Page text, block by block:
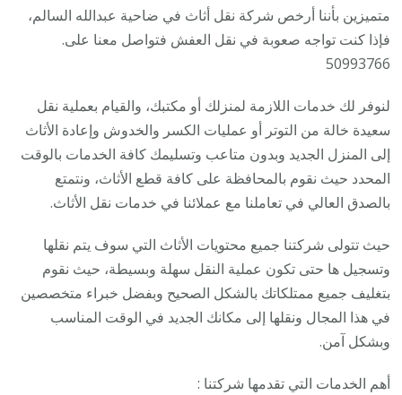
متميزين بأننا أرخص شركة نقل أثاث في ضاحية عبدالله السالم،
فإذا كنت تواجه صعوبة في نقل العفش فتواصل معنا على.
50993766
لنوفر لك خدمات اللازمة لمنزلك أو مكتبك، والقيام بعملية نقل
سعيدة خالة من التوتر أو عمليات الكسر والخدوش وإعادة الأثاث
إلى المنزل الجديد وبدون متاعب وتسليمك كافة الخدمات بالوقت
المحدد حيث نقوم بالمحافظة على كافة قطع الأثاث، ونتمتع
بالصدق العالي في تعاملنا مع عملائنا في خدمات نقل الأثاث.
حيث تتولى شركتنا جميع محتويات الأثاث التي سوف يتم نقلها
وتسجيل ها حتى تكون عملية النقل سهلة وبسيطة، حيث نقوم
بتغليف جميع ممتلكاتك بالشكل الصحيح وبفضل خبراء متخصصين
في هذا المجال ونقلها إلى مكانك الجديد في الوقت المناسب
وبشكل آمن.
أهم الخدمات التي تقدمها شركتنا :